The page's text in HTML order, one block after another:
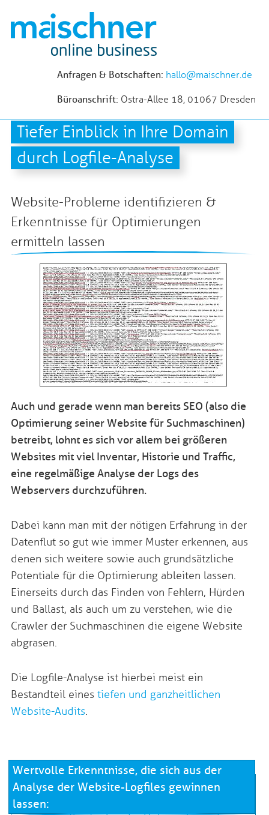
Anfragen & Botschaften: hallo@maischner.de
Büroanschrift: Ostra-Allee 18, 01067 Dresden
Tiefer Einblick in Ihre Domain
durch Logfile-Analyse
Website-Probleme identifizieren &
Erkenntnisse für Optimierungen
ermitteln lassen
Auch und gerade wenn man bereits SEO (also die
Optimierung seiner Website für Suchmaschinen)
betreibt, lohnt es sich vor allem bei größeren
Websites mit viel Inventar, Historie und Traffic,
eine regelmäßige Analyse der Logs des
Webservers durchzuführen.
Dabei kann man mit der nötigen Erfahrung in der
Datenflut so gut wie immer Muster erkennen, aus
denen sich weitere sowie auch grundsätzliche
Potentiale für die Optimierung ableiten lassen.
Einerseits durch das Finden von Fehlern, Hürden
und Ballast, als auch um zu verstehen, wie die
Crawler der Suchmaschinen die eigene Website
abgrasen.
Die Logfile-Analyse ist hierbei meist ein
Bestandteil eines tiefen und ganzheitlichen
Website-Audits.
Wertvolle Erkenntnisse, die sich aus der
Analyse der Website-Logfiles gewinnen
lassen:Wie kann Maischner Online Business als